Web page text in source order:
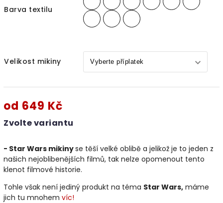
Barva textilu
Velikost mikiny
od 649 Kč
Zvolte variantu
- Star Wars mikinyse těší velké oblibě a jelikož je to jeden z
našich nejoblibenějších filmů, tak nelze opomenout tento
klenot filmové historie.
Tohle však není jediný produkt na téma Star Wars, máme
jich tu mnohem víc!